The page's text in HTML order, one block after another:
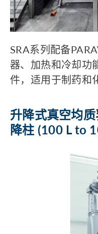
SRA系列配备
器、加热和冷却功
件，适用于制药和
升降式真空均
降柱 (100 L to